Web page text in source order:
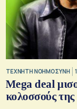
TΕΧΝΗΤΗ ΝΟΗΜΟΣΥΝΗ
Mega deal
κολοσσούς